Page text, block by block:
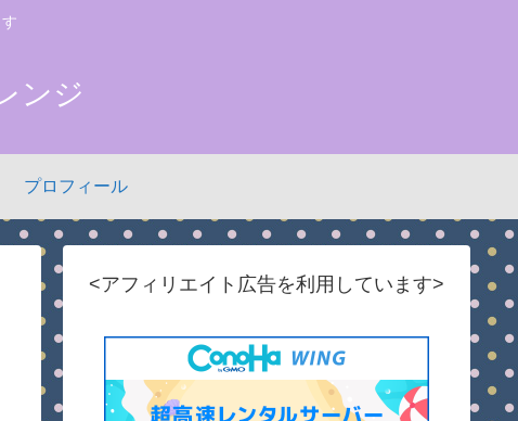
ンジ
プロフィール
<アフィリエイト広告を利用しています>